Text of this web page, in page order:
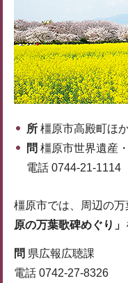
所 橿原市高殿町ほ
問 橿原市世界遺産
電話 0744-21-1114
橿原市では、周辺の
原の万葉歌碑めぐり」
問 県広報広聴課
電話 0742-27-8326